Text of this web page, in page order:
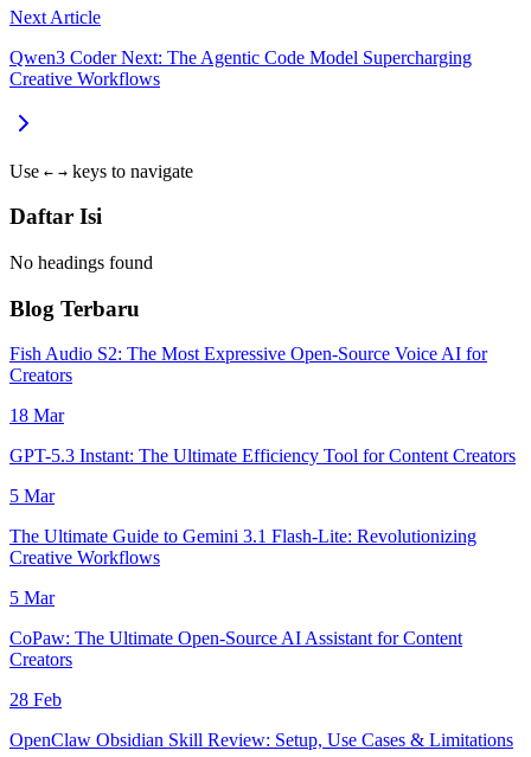
Next Article
Qwen3 Coder Next: The Agentic Code Model Supercharging
Creative Workflows
Use ← → keys to navigate
Daftar Isi
No headings found
Blog Terbaru
Fish Audio S2: The Most Expressive Open-Source Voice AI for
Creators
18 Mar
GPT-5.3 Instant: The Ultimate Efficiency Tool for Content Creators
5 Mar
The Ultimate Guide to Gemini 3.1 Flash-Lite: Revolutionizing
Creative Workflows
5 Mar
CoPaw: The Ultimate Open-Source AI Assistant for Content
Creators
28 Feb
OpenClaw Obsidian Skill Review: Setup, Use Cases & Limitations